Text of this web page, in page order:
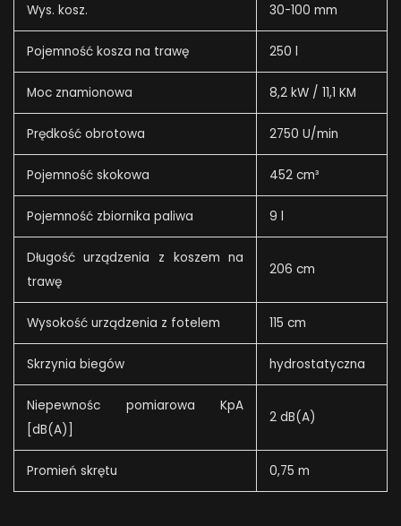
Wys. kosz. 30-100 mm
Pojemność kosza na trawę 250 l
Moc znamionowa 8,2 kW / 11,1 KM
Prędkość obrotowa 2750 U/min
Pojemność skokowa 452 cm³
Pojemność zbiornika paliwa 9 l
Długość urządzenia z koszem na
trawę
206 cm
Wysokość urządzenia z fotelem 115 cm
Skrzynia biegów hydrostatyczna
Niepewnośc pomiarowa KpA
[dB(A)]
2 dB(A)
Promień skrętu 0,75 m